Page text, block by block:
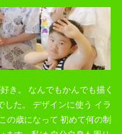
き。 なんでもかんでも描く
た。 デザインに使う イラ
の歳になって 初めて何の制